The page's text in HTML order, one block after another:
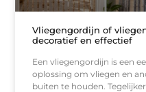
Vliegengordijn of
decoratief en effectief
Een vliegengordijn is een
oplossing om vliegen en
buiten te houden.